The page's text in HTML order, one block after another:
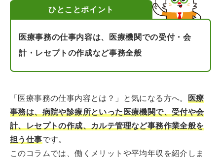
ひとことポイント
医療事務の仕事内容は、医療機関での受付・会
計・レセプトの作成など事務全般
「医療事務の仕事内容とは？」と気になる方へ。 医療
事務は、病院や診療所といった医療機関で、受付や会
計、レセプトの作成、カルテ管理など事務作業全般を
担う仕事です。
このコラムでは、働くメリットや平均年収を紹介しま